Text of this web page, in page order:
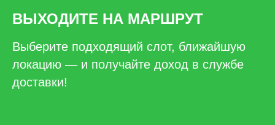
ВЫХОДИТЕ НА МАРШРУТ
Выберите подходящий слот, ближайшую
локацию — и получайте доход в службе
доставки!